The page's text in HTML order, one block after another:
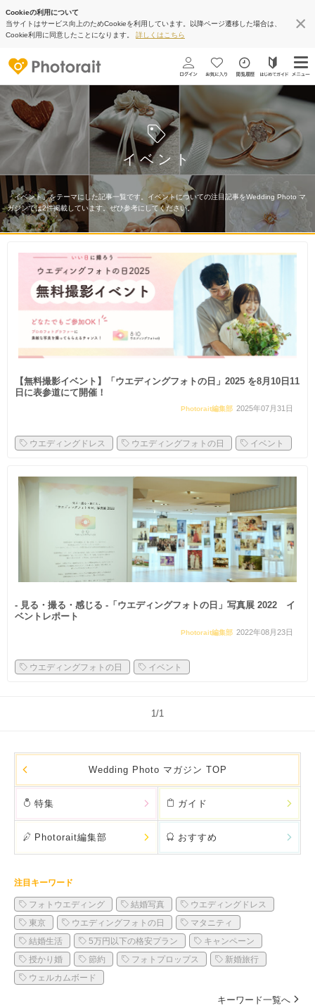
Cookieの利用について
当サイトはサービス向上のためCookieを利用しています。以降ページ遷移した場合は、
Cookie利用に同意したことになります。 詳しくはこちら
イベント
「イベント」をテーマにした記事一覧です。イベントについての注目記事をWedding Photo マ
ガジンでは2件掲載しています。ぜひ参考にしてください。
【無料撮影イベント】「ウエディングフォトの日」2025 を8月10日11
日に表参道にて開催！
Photorait編集部 2025年07月31日
ウエディングドレス ウエディングフォトの日 イベント
- 見る・撮る・感じる -「ウエディングフォトの日」写真展 2022 イ
ベントレポート
Photorait編集部 2022年08月23日
ウエディングフォトの日 イベント
1/1
Wedding Photo マガジン TOP
特集 ガイド
Photorait編集部 おすすめ
注目キーワード
フォトウエディング 結婚写真
ウエディングドレス
東京
ウエディングフォトの日
マタニティ
結婚生活
5万円以下の格安プラン
キャンペーン
授かり婚
節約 フォトプロップス
新婚旅行
ウェルカムボード
キーワード一覧へ